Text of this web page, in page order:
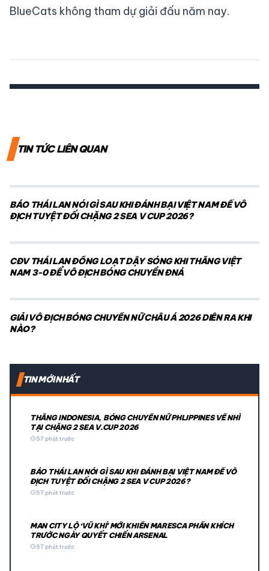
BlueCats không tham dự giải đấu năm nay.
TIN TỨC LIÊN QUAN
BÁO THÁI LAN NÓI GÌ SAU KHI ĐÁNH BẠI VIỆT NAM ĐỂ VÔ
ĐỊCH TUYỆT ĐỐI CHẶNG 2 SEA V CUP 2026?
CĐV THÁI LAN ĐỒNG LOẠT DẬY SÓNG KHI THẮNG VIỆT
NAM 3-0 ĐỂ VÔ ĐỊCH BÓNG CHUYỀN ĐNÁ
GIẢI VÔ ĐỊCH BÓNG CHUYỀN NỮ CHÂU Á 2026 DIỄN RA KHI
NÀO?
TIN MỚI NHẤT
THẮNG INDONESIA, BÓNG CHUYỀN NỮ PHLIPPINES VỀ NHÌ
TẠI CHẶNG 2 SEA V.CUP 2026
schedule57 phút trước
BÁO THÁI LAN NÓI GÌ SAU KHI ĐÁNH BẠI VIỆT NAM ĐỂ VÔ
ĐỊCH TUYỆT ĐỐI CHẶNG 2 SEA V CUP 2026?
schedule57 phút trước
MAN CITY LỘ ‘VŨ KHÍ’ MỚI KHIẾN MARESCA PHẤN KHÍCH
TRƯỚC NGÀY QUYẾT CHIẾN ARSENAL
schedule57 phút trước